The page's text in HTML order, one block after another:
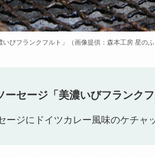
びフランクフルト」（画像提供：森本工房 星のふ
ーセージ「美濃いびフランク
ージにドイツカレー風味のケチャ